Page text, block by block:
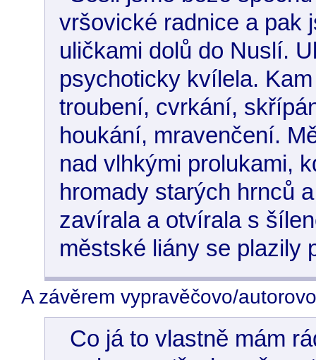
vršovické radnice a pak
uličkami dolů do Nuslí.
psychoticky kvílela.
troubení, cvrkání,
houkání, mravenčení.
nad vlhkými prolukami,
hromady starých hrnců
zavírala a otvírala s
městské liány se plazily
A závěrem vypravěčovo/
Co já to vlastně mám